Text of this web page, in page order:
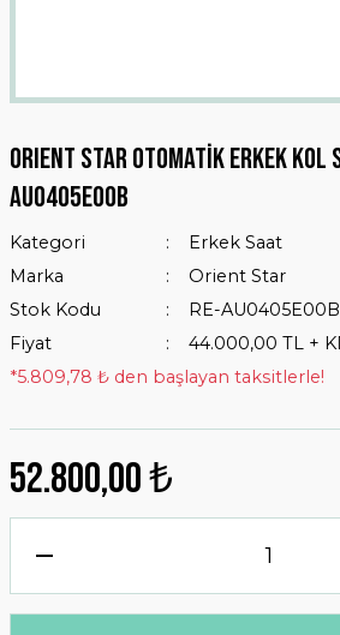
ORIENT STAR Otomatik Erkek Kol
AU0405E00B
Kategori
Erkek Saat
Marka
Orient Star
Stok Kodu
RE-AU0405E00B
Fiyat
44.000,00 TL +
*5.809,78 ₺ den başlayan taksitlerle!
52.800,00 ₺